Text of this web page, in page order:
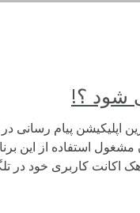
شود ؟!
اپلیکیشن پیام
استفاده از این
اکانت کاربری خود در